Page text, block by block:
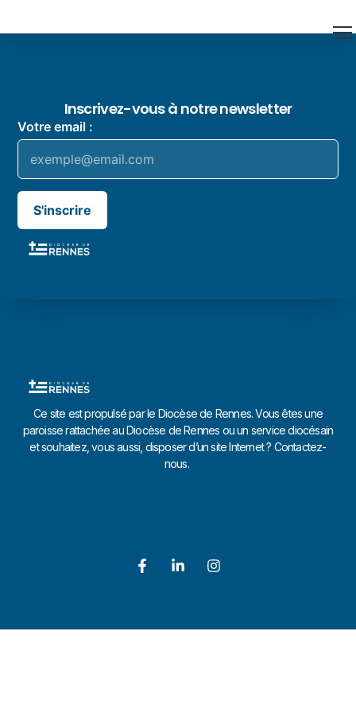
Inscrivez-vous à notre newsletter
Votre email :
S'inscrire
Ce site est propulsé par le Diocèse de Rennes. Vous êtes une
paroisse rattachée au Diocèse de Rennes ou un service diocésain
et souhaitez, vous aussi, disposer d’un site Internet ? Contactez-
nous.